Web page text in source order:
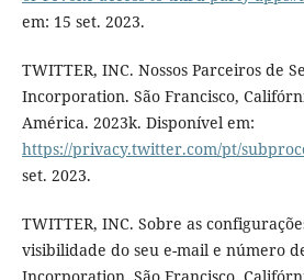
em: 15 set. 2023.
TWITTER, INC. Nossos Parceiros de
Incorporation. São Francisco,
América. 2023k. Disponível em:
https://privacy.twitter.com/pt/
set. 2023.
TWITTER, INC. Sobre as
visibilidade do seu e-mail e número